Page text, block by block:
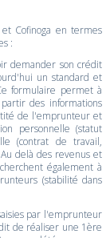
Cofinoga en termes
:
demander son crédit
un standard et
formulaire permet à
des informations
de l'emprunteur et
personnelle (statut
(contrat de travail,
delà des revenus et
également à
(stabilité dans
par l'emprunteur
de réaliser une 1ère